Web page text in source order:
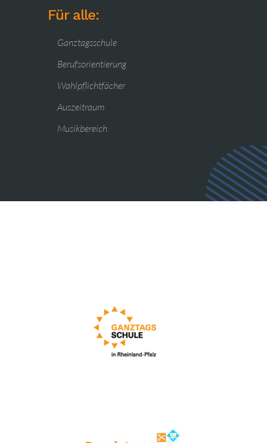
Für alle:
Ganztagsschule
Berufsorientierung
Wahlpflichtfächer
Auszeitraum
Musikbereich